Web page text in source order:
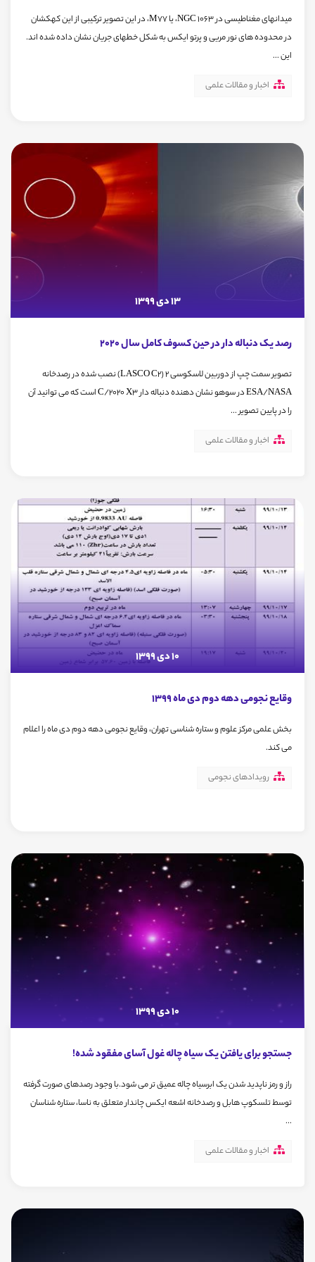
میدانهای مغناطیسی در NGC 1063، یا M77، در این تصویر ترکیبی از این کهکشان
در محدوده های نور مریی و پرتو ایکس به شکل خطهای جریان نشان داده شده اند.
این ...
اخبار و مقالات علمی
13 دی 1399
رصد یک دنباله دار در حین کسوف کامل سال 2020
تصویر سمت چپ از دوربین لاسکوسی 2 (LASCO C2) نصب شده در رصدخانه
ESA/NASA در سوهو نشان دهنده دنباله دار C/2020 X3 است که می توانید آن
را در پایین تصویر ...
اخبار و مقالات علمی
10 دی 1399
وقایع نجومی دهه دوم دی ماه 1399
بخش علمی مرکز علوم و ستاره شناسی تهران، وقایع نجومی دهه دوم دی ماه را اعلام
می کند.
رویدادهای نجومی
10 دی 1399
جستجو برای یافتن یک سیاه چاله غول آسای مفقود شده!
راز و رمز ناپدید شدن یک ابرسیاه چاله عمیق تر می شود.با وجود رصدهای صورت گرفته
توسط تلسکوپ هابل و رصدخانه اشعه ایکس چاندار متعلق به ناسا، ستاره شناسان
...
اخبار و مقالات علمی